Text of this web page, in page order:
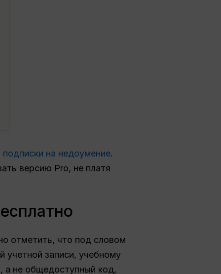
на недоумение.
версию Pro, не платя
отметить, что под словом
учетной записи, учебному
а не общедоступный код,